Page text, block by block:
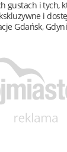
gustach i tych,
i
Gdańsk,